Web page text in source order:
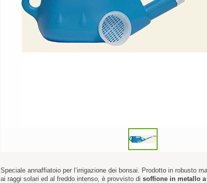
Speciale annaffiatoio per l’irrigazione dei bonsai. Prodotto in robusto
ai raggi solari ed al freddo intenso, è provvisto di soffione in metallo